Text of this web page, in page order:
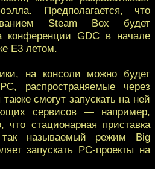
Предполагается, что
Steam Box будет
конференции GDC в начале
E3 летом.
на консоли можно будет
распространяемые через
смогут запускать на ней
сервисов — например,
что стационарная приставка
так называемый режим Big
запускать PC-проекты на